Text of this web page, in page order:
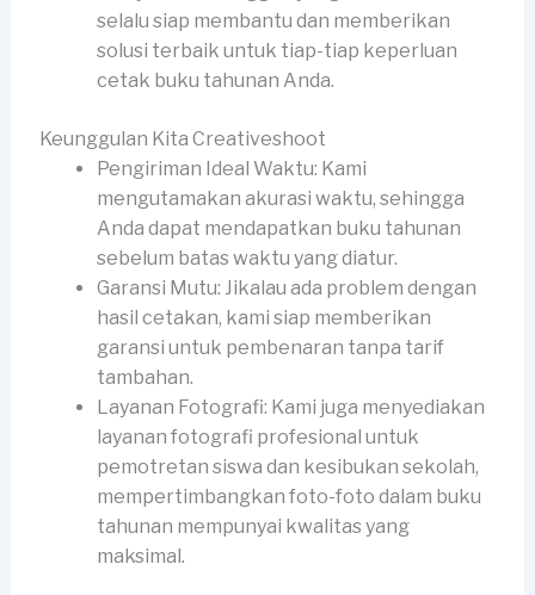
selalu siap membantu dan memberikan
solusi terbaik untuk tiap-tiap keperluan
cetak buku tahunan Anda.
Keunggulan Kita Creativeshoot
Pengiriman Ideal Waktu: Kami
mengutamakan akurasi waktu, sehingga
Anda dapat mendapatkan buku tahunan
sebelum batas waktu yang diatur.
Garansi Mutu: Jikalau ada problem dengan
hasil cetakan, kami siap memberikan
garansi untuk pembenaran tanpa tarif
tambahan.
Layanan Fotografi: Kami juga menyediakan
layanan fotografi profesional untuk
pemotretan siswa dan kesibukan sekolah,
mempertimbangkan foto-foto dalam buku
tahunan mempunyai kwalitas yang
maksimal.